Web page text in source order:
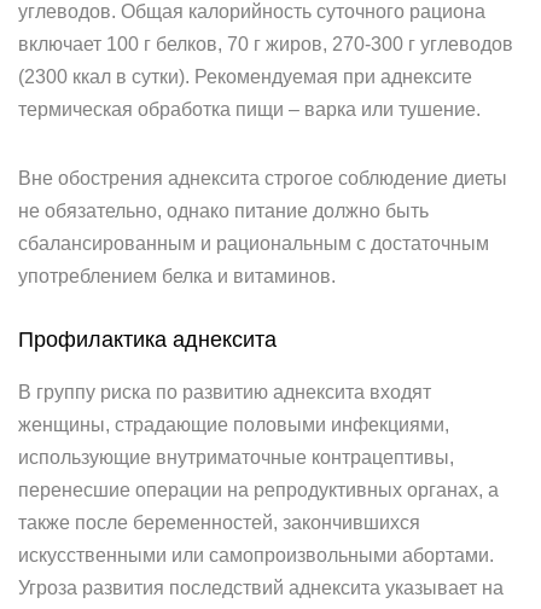
углеводов. Общая калорийность суточного рациона
включает 100 г белков, 70 г жиров, 270-300 г углеводов
(2300 ккал в сутки). Рекомендуемая при аднексите
термическая обработка пищи – варка или тушение.
Вне обострения аднексита строгое соблюдение диеты
не обязательно, однако питание должно быть
сбалансированным и рациональным с достаточным
употреблением белка и витаминов.
Профилактика аднексита
В группу риска по развитию аднексита входят
женщины, страдающие половыми инфекциями,
использующие внутриматочные контрацептивы,
перенесшие операции на репродуктивных органах, а
также после беременностей, закончившихся
искусственными или самопроизвольными абортами.
Угроза развития последствий аднексита указывает на